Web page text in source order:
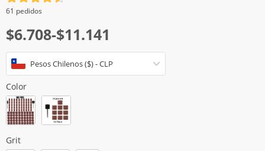
Valorado
con
de 5
61 pedidos
$6.708-$11.141
Rango
de
precios:
desde
$6.708
hasta
$11.141
Pesos Chilenos ($) - CLP
Color
Grit